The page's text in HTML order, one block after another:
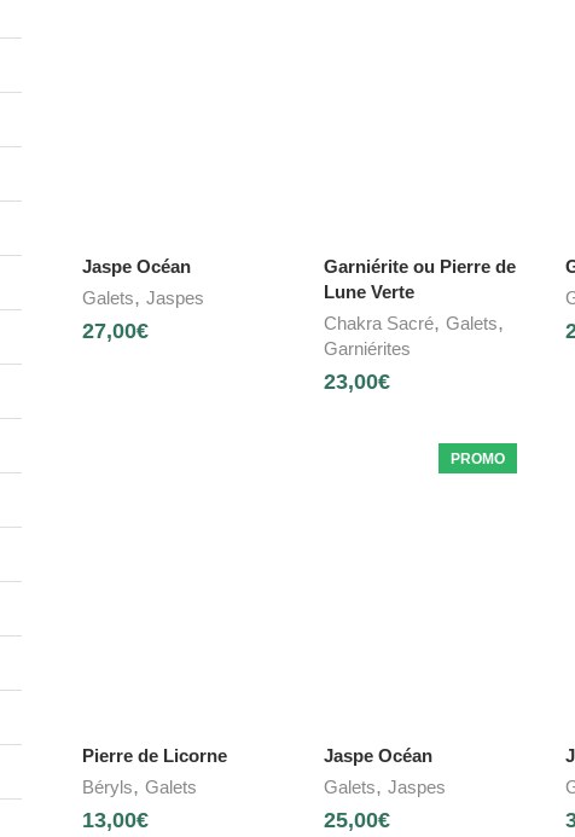
Jaspe Océan
Galets, Jaspes
27,00€
Garniérite ou Pierre de
Lune Verte
Chakra Sacré, Galets,
Garniérites
23,00€
Pierre de Licorne
Béryls, Galets
13,00€
PROMO
Jaspe Océan
Galets, Jaspes
25,00€